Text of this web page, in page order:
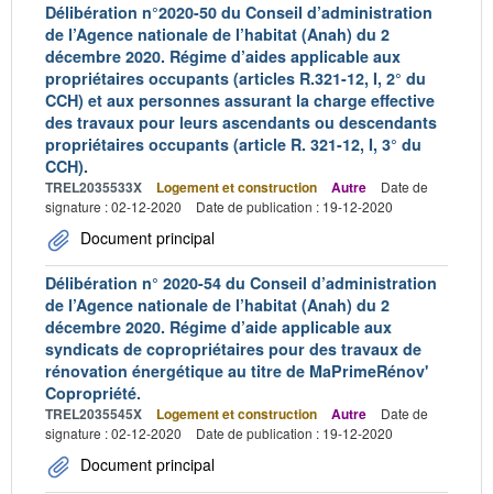
Délibération n°2020-50 du Conseil d’administration
de l’Agence nationale de l’habitat (Anah) du 2
décembre 2020. Régime d’aides applicable aux
propriétaires occupants (articles R.321-12, I, 2° du
CCH) et aux personnes assurant la charge effective
des travaux pour leurs ascendants ou descendants
propriétaires occupants (article R. 321-12, I, 3° du
CCH).
TREL2035533X Logement et construction Autre
Date de
signature : 02-12-2020
Date de publication : 19-12-2020
Document principal
Délibération n° 2020-54 du Conseil d’administration
de l’Agence nationale de l’habitat (Anah) du 2
décembre 2020. Régime d’aide applicable aux
syndicats de copropriétaires pour des travaux de
rénovation énergétique au titre de MaPrimeRénov'
Copropriété.
TREL2035545X Logement et construction Autre
Date de
signature : 02-12-2020
Date de publication : 19-12-2020
Document principal